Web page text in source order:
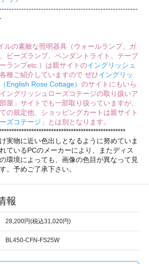
ルの素敵な照明器具（ウォールランプ、ガ
ビーズランプ、ペンダントライト、テーブ
ランプetc.）は親サイトのイングリッシュ
種ご紹介していますので ぜひイングリッ
English Rose Cottage） のサイトにもいら
ングリッシュローズコテージの取り扱いア
屋」サイトでも一部取り扱っていますが、
の規定他、ショッピングカートは親サイト
ズコテージ 」とは別となります。
実物に近い色出しとなるように努めていま
ているPCのメーカーにより、またディス
環境によっても、画像の色目が異なって見
。予めご了承下さい。
報
28,200円(税込31,020円)
BL450-CFN-FS25W